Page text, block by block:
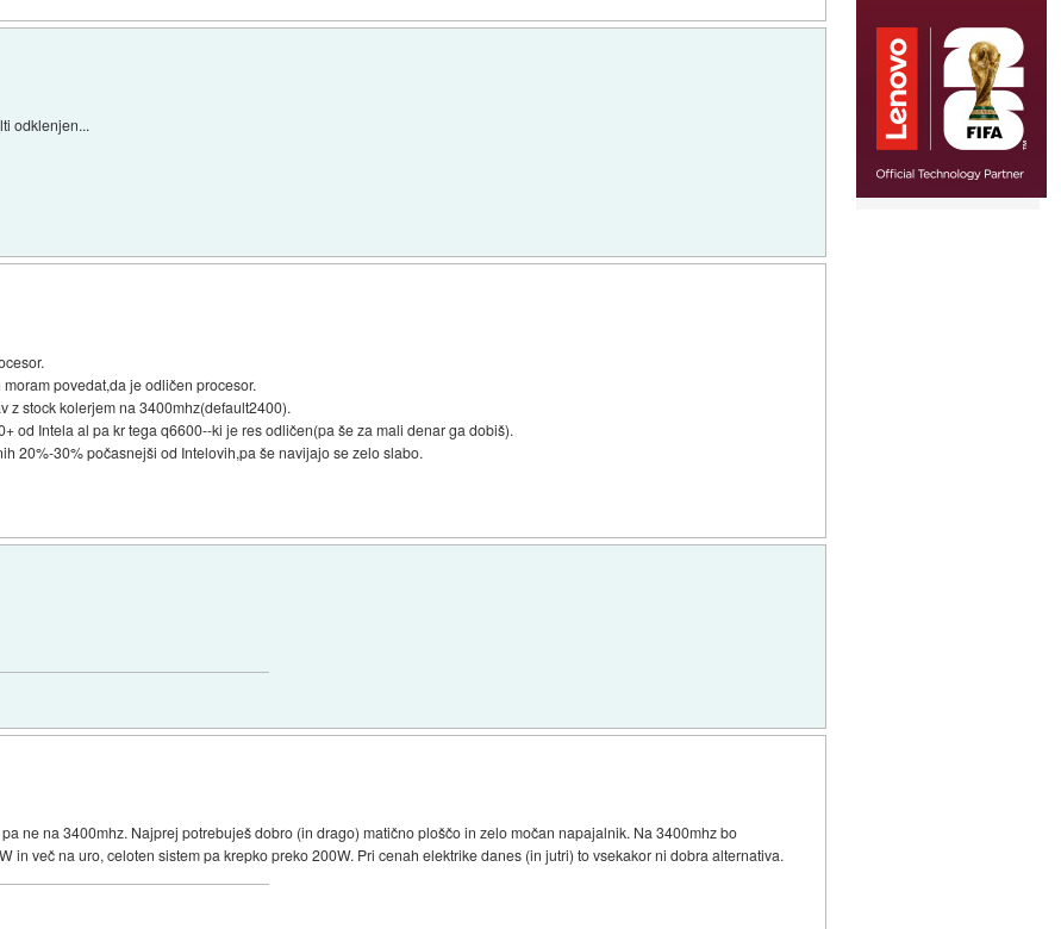
odklenjen...
povedat,da je odličen procesor.
z stock kolerjem na 3400mhz(default2400).
od Intela al pa kr tega q6600--ki je res odličen(pa še za mali denar ga dobiš).
20%-30% počasnejši od Intelovih,pa še navijajo se zelo slabo.
ne na 3400mhz. Najprej potrebuješ dobro (in drago) matično ploščo in zelo močan napajalnik. Na 3400mhz bo
in več na uro, celoten sistem pa krepko preko 200W. Pri cenah elektrike danes (in jutri) to vsekakor ni dobra alternativa.